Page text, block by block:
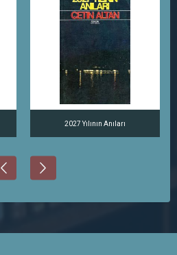
2027 Yılının Anıları